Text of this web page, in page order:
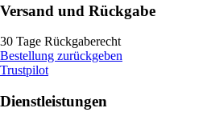
Versand und Rückgabe
30 Tage Rückgaberecht
Bestellung zurückgeben
Trustpilot
Dienstleistungen